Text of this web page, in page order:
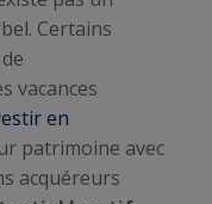
Certains
vacances
en
patrimoine avec
acquéreurs